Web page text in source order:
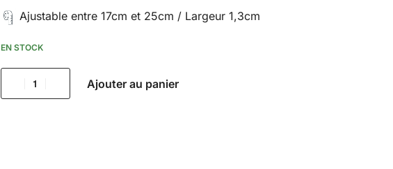
Ajustable entre 17cm et 25cm / Largeur 1,3cm
EN STOCK
Ajouter au panier